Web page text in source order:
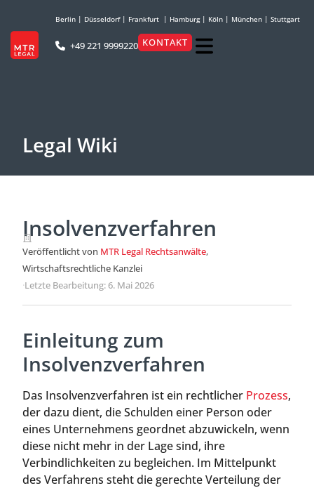
Berlin | Düsseldorf| Frankfurt | Hamburg| Köln | München | Stuttgart
+49 221 9999220 KONTAKT
Legal Wiki
Insolvenzverfahren
Veröffentlicht von MTR Legal Rechtsanwälte,
Wirtschaftsrechtliche Kanzlei
·Letzte Bearbeitung: 6. Mai 2026
Einleitung zum
Insolvenzverfahren
Das Insolvenzverfahren ist ein rechtlicher Prozess,
der dazu dient, die Schulden einer Person oder
eines Unternehmens geordnet abzuwickeln, wenn
diese nicht mehr in der Lage sind, ihre
Verbindlichkeiten zu begleichen. Im Mittelpunkt
des Verfahrens steht die gerechte Verteilung der